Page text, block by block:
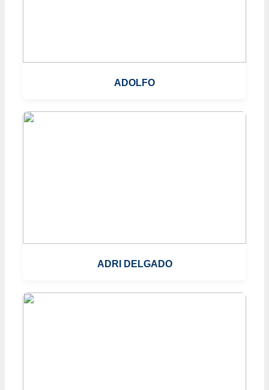
ADOLFO
ADRI DELGADO